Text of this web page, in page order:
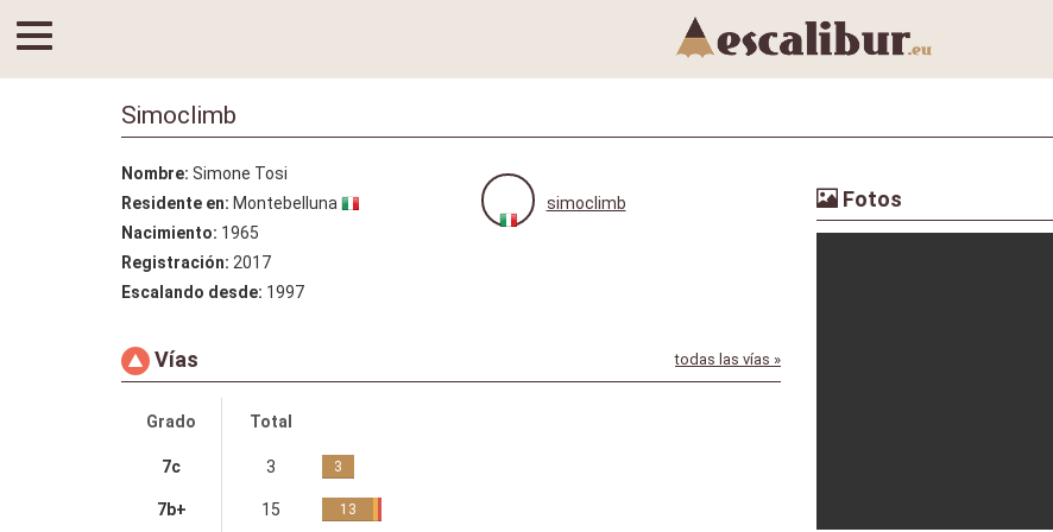
Simoclimb
Nombre: Simone Tosi
Residente en: Montebelluna
Nacimiento: 1965
Registración: 2017
Escalando desde: 1997
simoclimb
Vías todas las vías »
Grado Total
7c 3 3
7b+ 15 13
Fotos